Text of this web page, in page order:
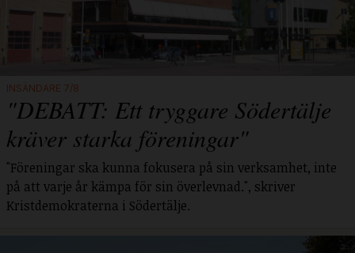
INSÄNDARE 7/8
"DEBATT: Ett tryggare Södertälje
kräver starka föreningar"
"Föreningar ska kunna fokusera på sin verksamhet, inte
på att varje år kämpa för sin överlevnad.", skriver
Kristdemokraterna i Södertälje.